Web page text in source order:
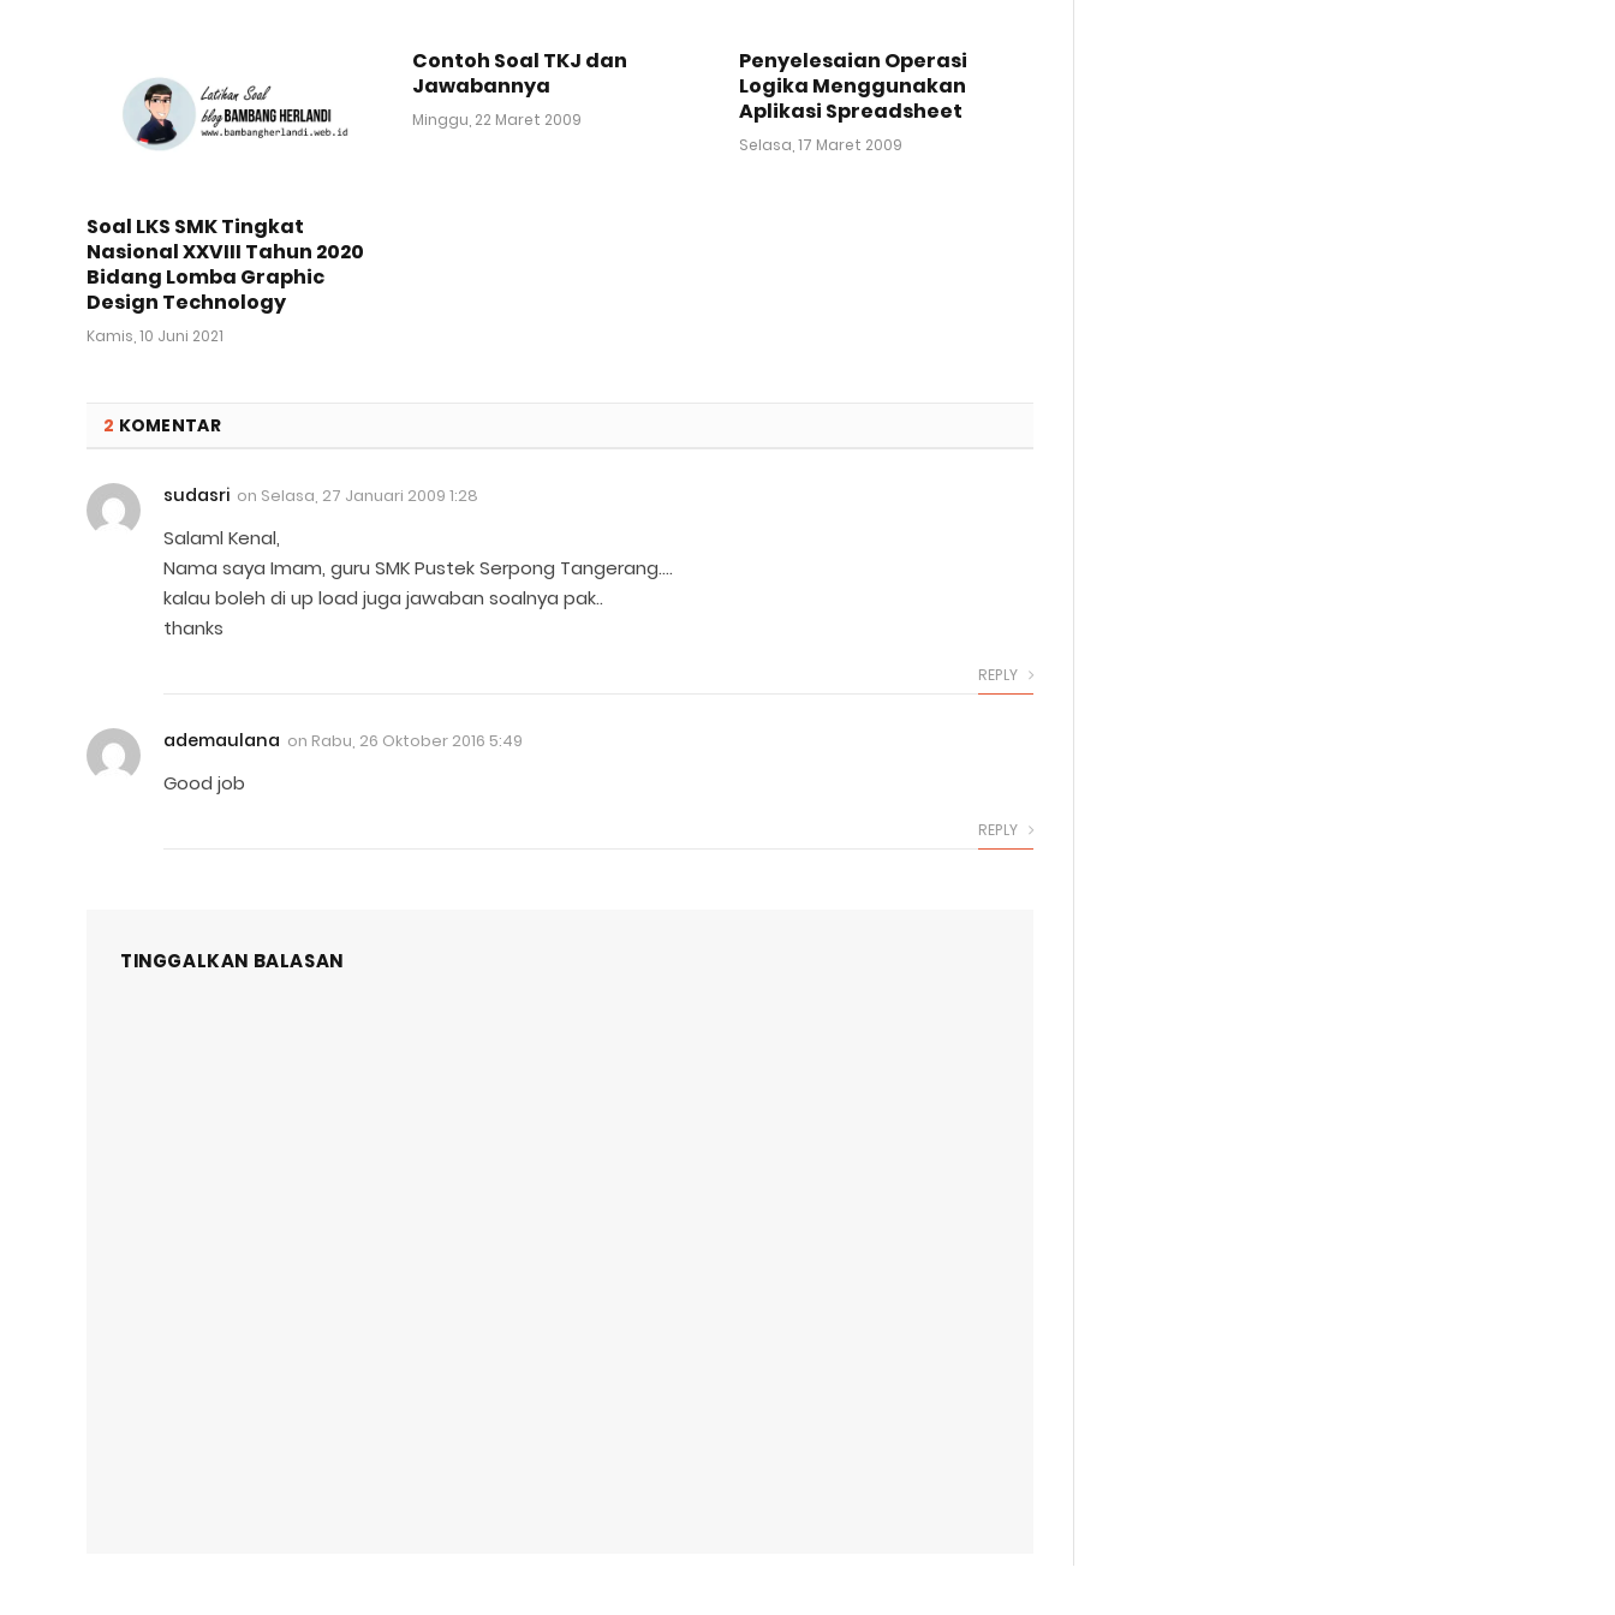
Soal LKS SMK Tingkat
Nasional XXVIII Tahun 2020
Bidang Lomba Graphic
Design Technology
Kamis, 10 Juni 2021
Contoh Soal TKJ dan
Jawabannya
Minggu, 22 Maret 2009
Penyelesaian Operasi
Logika Menggunakan
Aplikasi Spreadsheet
Selasa, 17 Maret 2009
2 KOMENTAR
sudasri on Selasa, 27 Januari 2009 1:28
Salaml Kenal,
Nama saya Imam, guru SMK Pustek Serpong Tangerang….
kalau boleh di up load juga jawaban soalnya pak..
thanks
REPLY
ademaulana on Rabu, 26 Oktober 2016 5:49
Good job
REPLY
TINGGALKAN BALASAN